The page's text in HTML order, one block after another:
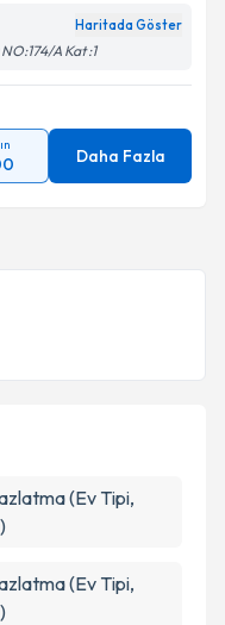
Haritada Göster
A Kat :1
Daha Fazla
(Ev Tipi,
(Ev Tipi,